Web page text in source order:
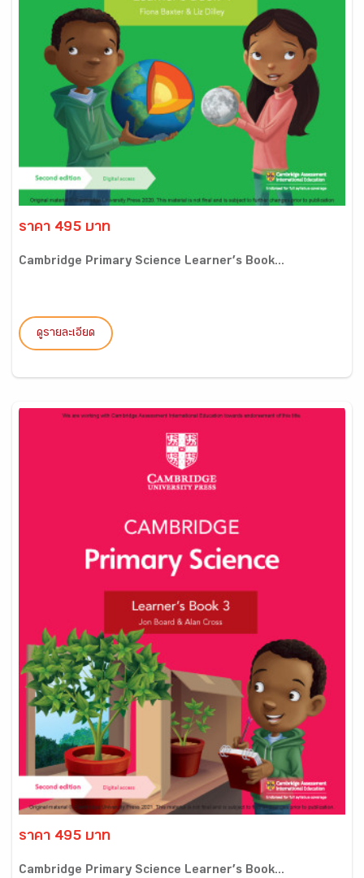
ราคา 495 บาท
Cambridge Primary Science Learner’s Book...
ดูรายละเอียด
ราคา 495 บาท
Cambridge Primary Science Learner’s Book...